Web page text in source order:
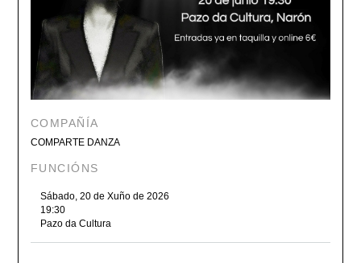
COMPAÑÍA
COMPARTE DANZA
FUNCIÓNS
Sábado, 20 de Xuño de 2026
19:30
Pazo da Cultura